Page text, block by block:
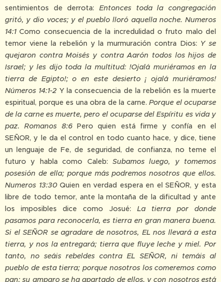
sentimientos de derrota: Entonces toda la congregación
gritó, y dio voces; y el pueblo lloró aquella noche. Numeros
14:1Como consecuencia de la incredulidad o fruto malo del
temor viene la rebelión y la murmuración contra Dios: Y se
quejaron contra Moisés y contra Aarón todos los hijos de
Israel; y les dijo toda la multitud: !Ojalá muriéramos en la
tierra de Egipto!; o en este desierto ¡ ojalá muriéramos!
Números 14:1-2 Y la consecuencia de la rebelión es la muerte
espiritual, porque es una obra de la carne. Porque el ocuparse
de la carne es muerte, pero el ocuparse del Espíritu es vida y
paz. Romanos 8:6 Pero quien está firme y confía en el
SEÑOR, y le da el control en todo cuanto hace, y dice, tiene
un lenguaje de Fe, de seguridad, de confianza, no teme el
futuro y habla como Caleb: Subamos luego, y tomemos
posesión de ella; porque más podremos nosotros que ellos.
Numeros 13:30 Quien en verdad espera en el SEÑOR, y esta
libre de todo temor, ante la montaña de la dificultad y ante
los imposibles dice como Josué: La tierra por donde
pasamos para reconocerla, es tierra en gran manera buena.
Si el SEÑOR se agradare de nosotros, EL nos llevará a esta
tierra, y nos la entregará; tierra que fluye leche y miel. Por
tanto, no seáis rebeldes contra EL SEÑOR, ni temáis al
pueblo de esta tierra; porque nosotros los comeremos como
pan; su amparo se ha apartado de ellos, y con nosotros está